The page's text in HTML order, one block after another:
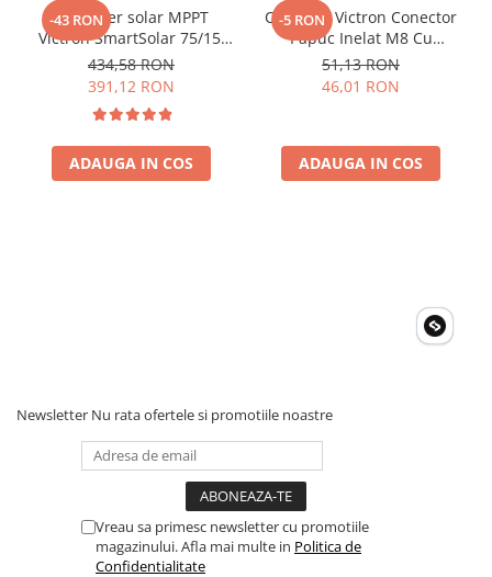
-43 RON
Controler solar MPPT
Victron SmartSolar 75/15,
15A 12V/24V, cu Bluetooth
integrat
434,58 RON
391,12 RON
ADAUGA IN COS
-5 RON
Conector Victron Conector
Papuc Inelat M8 Cu
Siguranta Fuzibila Ato De
30A Bpc900110014 M8,
siguranta (BPC900110014)
51,13 RON
46,01 RON
ADAUGA IN COS
Newsletter Nu rata ofertele si promotiile noastre
Vreau sa primesc newsletter cu promotiile
magazinului. Afla mai multe in Politica de
Confidentialitate